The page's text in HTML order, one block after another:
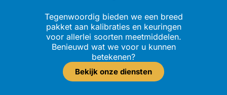
Tegenwoordig bieden we een breed
pakket aan kalibraties en keuringen
voor allerlei soorten meetmiddelen.
Benieuwd wat we voor u kunnen
betekenen?
Bekijk onze diensten